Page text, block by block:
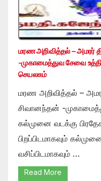
மரண அறிவித்தல் – அமரர்
-முகாமைத்துவ சேவை
செயலகம்
மரண அறிவித்தல் –
சிவானந்தன் -
கல்முனை வடக்கு
பிறப்பிடமாகவும்
வசிப்பிடமாகவும் …
Read More